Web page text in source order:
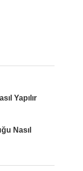
Yapılır
Nasıl